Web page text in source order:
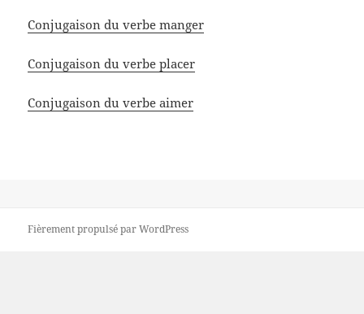
Conjugaison du verbe manger
Conjugaison du verbe placer
Conjugaison du verbe aimer
Fièrement propulsé par WordPress